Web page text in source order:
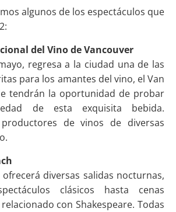
algunos de los espectáculos que
del Vino de Vancouver
regresa a la ciudad una de las
para los amantes del vino, el Van
tendrán la oportunidad de probar
de esta exquisita bebida.
de vinos de diversas
diversas salidas nocturnas,
clásicos hasta cenas
con Shakespeare. Todas